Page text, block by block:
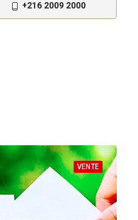
+216 2009 2000
VENTE